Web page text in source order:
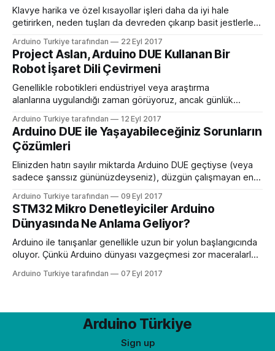
Klavye harika ve özel kısayollar işleri daha da iyi hale
getirirken, neden tuşları da devreden çıkarıp basit jestlerle
dizüstü bilgisayarda klavye taklit etmek için Arduino
Leonardo’nun yanında parmak hareketlerini almak için bir
Skywriter cihazı kullanarak eşsiz bir arayüz oluşturarak bunu
yaptı. Skywriter
Arduino Turkiye tarafından 22 Eyl 2017
Project Aslan, Arduino DUE Kullanan Bir
Robot İşaret Dili Çevirmeni
Genellikle robotikleri endüstriyel veya araştırma
alanlarına uygulandığı zaman görüyoruz, ancak günlük
görme engelli insanlar için kişisel rehber görevi gören
mutfak botu, engellilerin yemek yapmasına yardımcı olabilir.
Veya – ve bu gerçek – işaret dili çevirmeni işlevi gören robot
kolu. Sınıflarda, mahkemelerde ve evde, bu
Arduino Turkiye tarafından 12 Eyl 2017
Arduino DUE ile Yaşayabileceğiniz Sorunların
Çözümleri
Elinizden hatırı sayılır miktarda Arduino DUE geçtiyse (veya
sadece şanssız gününüzdeyseniz), düzgün çalışmayan en
her zaman cihazı çöpe atmanız gerekmeyebilir. Birçok
Arduino DUE sorununu çözmek için çeşitli yöntemler var.
Diyelim ki Arduino DUE ile çalışmaya başlayacaksınız. Bunun
için Arduino’yu açtınız
Arduino Turkiye tarafından 09 Eyl 2017
STM32 Mikro Denetleyiciler Arduino
Dünyasında Ne Anlama Geliyor?
Arduino ile tanışanlar genellikle uzun bir yolun başlangıcında
oluyor. Çünkü Arduino dünyası vazgeçmesi zor maceralarla
nedenle Arduino dünyasıyla sizi buluşturmak için biz de
projeler için yeterli
Arduino Turkiye tarafından 07 Eyl 2017
Arduino Türkiye
Sign up